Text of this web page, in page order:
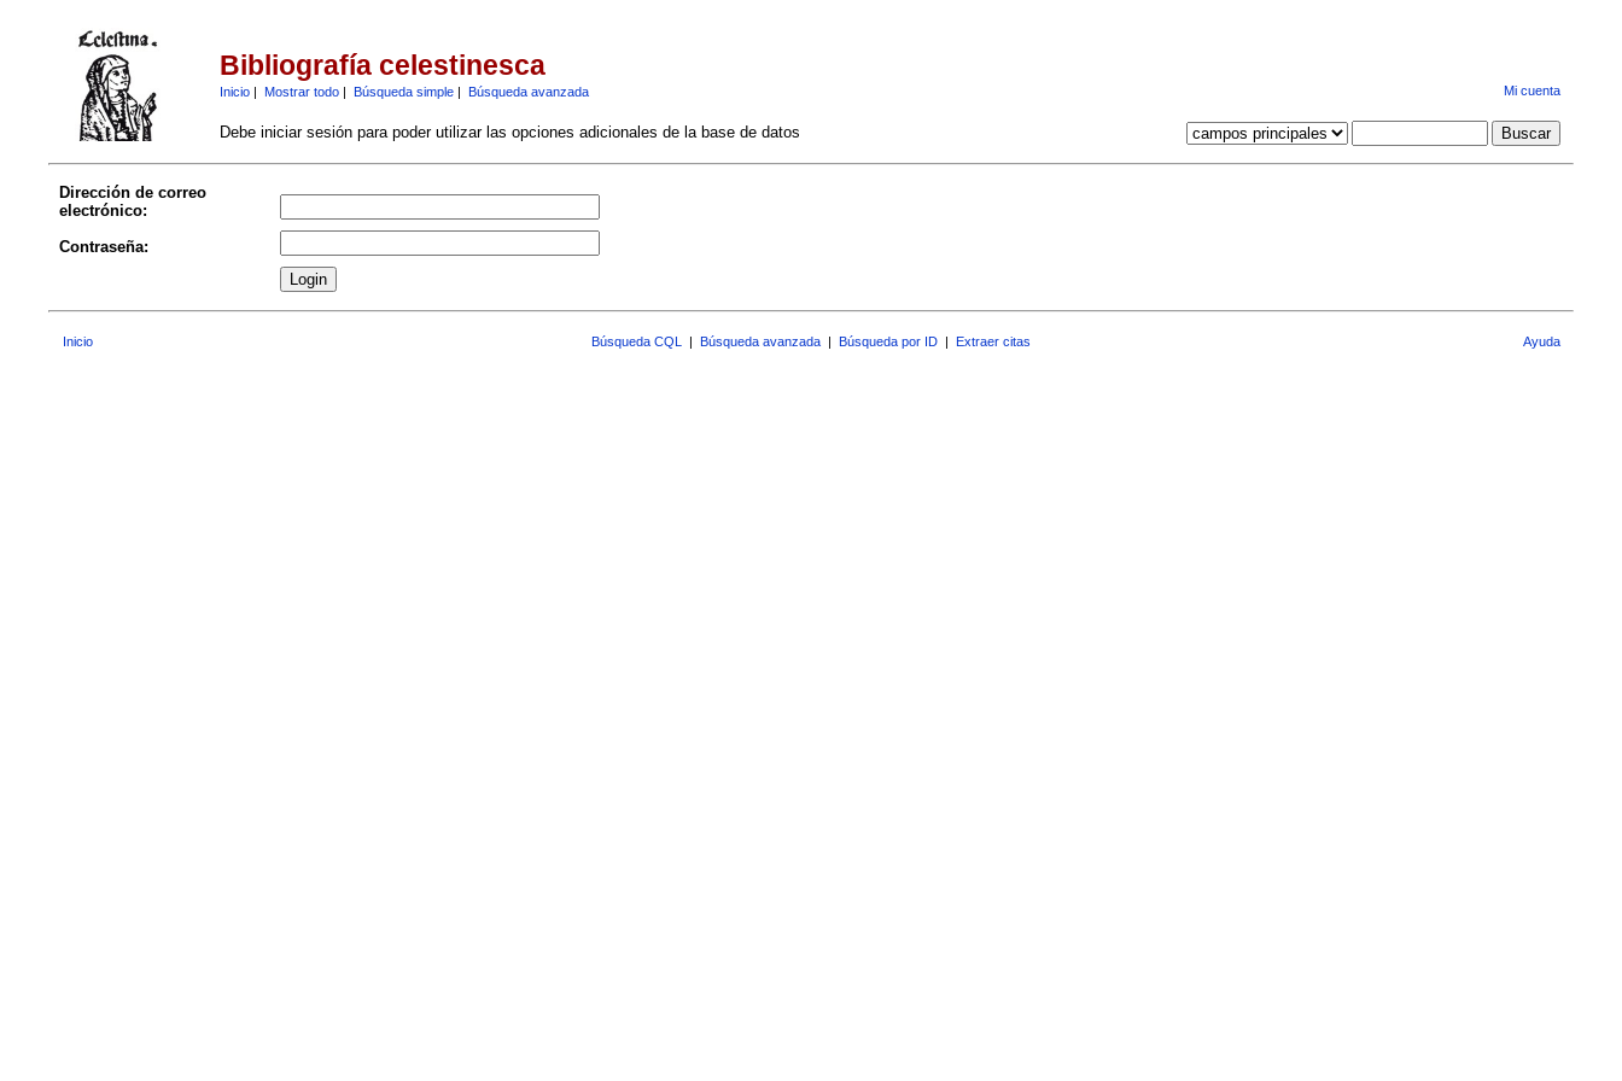
Bibliografía celestinesca
Inicio| Mostrar todo| Búsqueda simple| Búsqueda avanzada Mi cuenta
Debe iniciar sesión para poder utilizar las opciones adicionales de la base de datos
Dirección de correo
electrónico:
Contraseña:
Inicio Búsqueda CQL | Búsqueda avanzada | Búsqueda por ID | Extraer citas Ayuda